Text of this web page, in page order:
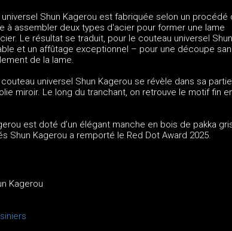
Shun Kagerou est fabriquée selon un procédé
à assembler deux types d'acier pour former une lame
Le résultat se traduit, pour le couteau universel Shun
et un affûtage exceptionnel – pour une découpe
de la lame.
universel Shun Kagerou se révèle dans sa partie
miroir. Le long du tranchant, on retrouve le motif fin
est doté d’un élégant manche en bois de pakka
Shun Kagerou a remporté le Red Dot Award 2025.
Kagerou